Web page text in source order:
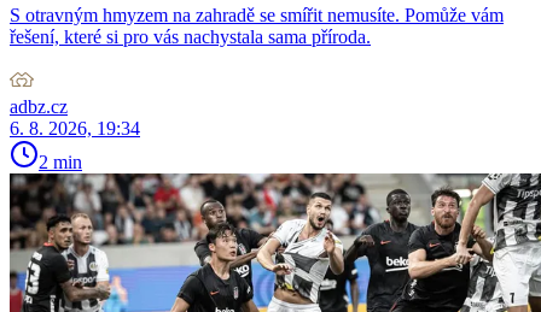
S otravným hmyzem na zahradě se smířit nemusíte. Pomůže vám
řešení, které si pro vás nachystala sama příroda.
adbz.cz
6. 8. 2026, 19:34
2 min